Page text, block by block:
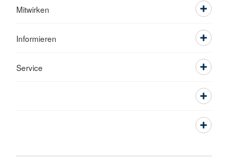
Mitwirken
Informieren
Service